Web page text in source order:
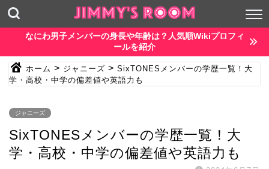
なにわ男子メンバーの身長や年齢は？人気順Wikiプロフィ
ールを紹介
ホーム > ジャニーズ > SixTONESメンバーの学歴一覧！大
学・高校・中学の偏差値や英語力も
ジャニーズ
SixTONESメンバーの学歴一覧！大
学・高校・中学の偏差値や英語力も